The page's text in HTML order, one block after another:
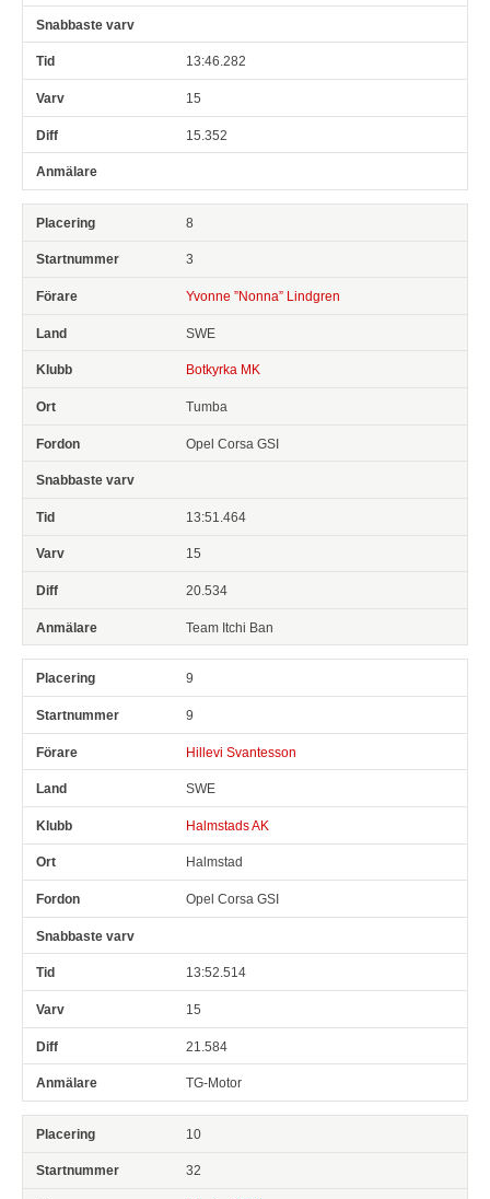
13:46.282
15
15.352
8
3
Yvonne ”Nonna” Lindgren
SWE
Botkyrka MK
Tumba
Opel Corsa GSI
13:51.464
15
20.534
Team Itchi Ban
9
9
Hillevi Svantesson
SWE
Halmstads AK
Halmstad
Opel Corsa GSI
13:52.514
15
21.584
TG-Motor
10
32